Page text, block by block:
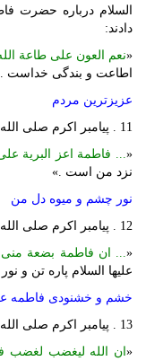
السلام درباره حضرت
دادند:
«نعم العون علی طاعة
اطاعت و بندگی خداست
عزیزترین مردم
11 . پیامبر اکرم صلی الله علیه و آله می فرمایند:
«... فاطمة اعز البریة
نزد من است .»
نور چشم و میوه دل من
12 . پیامبر اکرم صلی الله علیه و آله می فرمایند:
«... ان فاطمة بضعة منی
علیها السلام پاره تن
خشم و خشنودی فاطمه
13 . پیامبر اکرم صلی الله علیه و آله می فرمایند:
«ان الله لیغضب لغضب